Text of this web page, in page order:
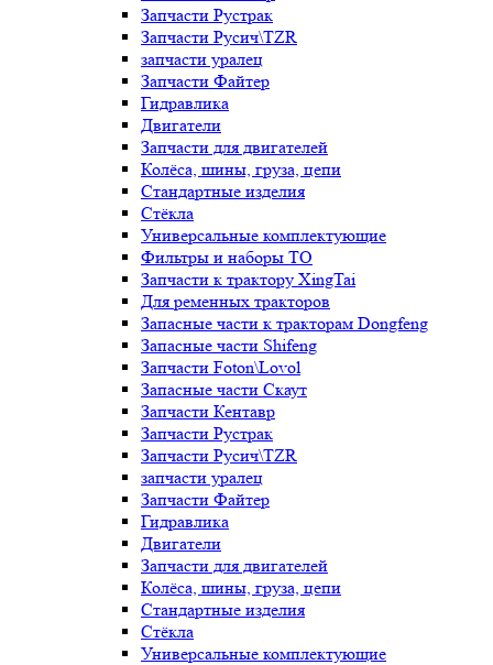
Запчасти Рустрак
Запчасти Русич\TZR
запчасти уралец
Запчасти Файтер
Гидравлика
Двигатели
Запчасти для двигателей
Колёса, шины, груза, цепи
Стандартные изделия
Стёкла
Универсальные комплектующие
Фильтры и наборы ТО
Запчасти к трактору XingTai
Для ременных тракторов
Запасные части к тракторам Dongfeng
Запасные части Shifeng
Запчасти Foton\Lovol
Запасные части Скаут
Запчасти Кентавр
Запчасти Рустрак
Запчасти Русич\TZR
запчасти уралец
Запчасти Файтер
Гидравлика
Двигатели
Запчасти для двигателей
Колёса, шины, груза, цепи
Стандартные изделия
Стёкла
Универсальные комплектующие